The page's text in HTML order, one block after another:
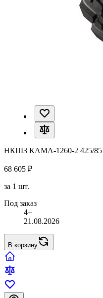
НКШЗ КАМА-1260-2 425/85
68 605 ₽
за 1 шт.
Под заказ
4+
21.08.2026
В корзину